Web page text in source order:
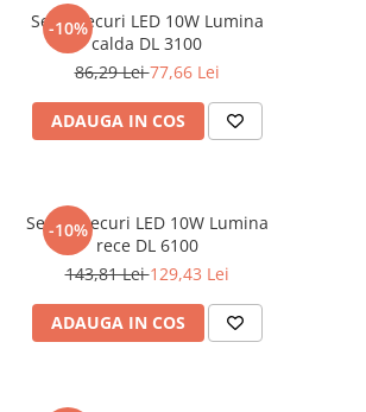
-10%
Set 6 Becuri LED 10W Lumina
calda DL 3100
86,29 Lei77,66 Lei
ADAUGA IN COS
-10%
Set 10 Becuri LED 10W Lumina
rece DL 6100
143,81 Lei129,43 Lei
ADAUGA IN COS